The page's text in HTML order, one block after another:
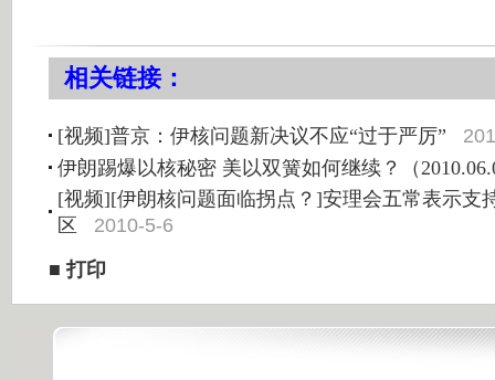
相关链接：
[视频]普京：伊核问题新决议不应“过于严厉”
伊朗踢爆以核秘密 美以双簧如何继续？（
[视频][伊朗核问题面临拐点？]安理会五常表示支
区
2010-5-6
■打印